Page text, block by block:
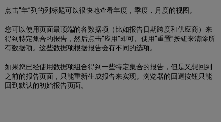
点击“年”列的列标题可以很快地查看年度，季度，月度的视图。
您可以使用页面最顶端的各数据项（比如报告日期跨度和供应商）来
得到特定集合的报告，然后点击“应用”即可。使用“重置”按钮来清除所
有数据项。这些数据项根据报告会有不同的选项。
如果您已经使用数据项组合得到一些特定集合的报告，但是又想回到
之前的报告页面，只能重新生成报告来实现。浏览器的回退按钮只能
回到默认的初始报告页面。